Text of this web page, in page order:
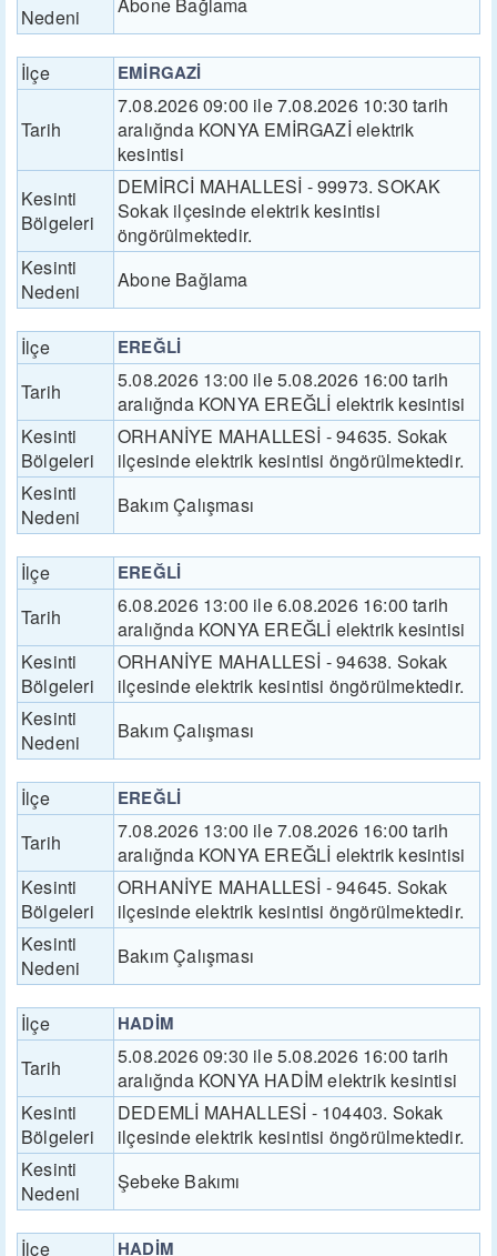
Nedeni
İlçe EMİRGAZİ
Tarih
7.08.2026 09:00 ile 7.08.2026 10:30 tarih
aralığnda KONYA EMİRGAZİ elektrik
kesintisi
Kesinti
Bölgeleri
DEMİRCİ MAHALLESİ - 99973. SOKAK
Sokak ilçesinde elektrik kesintisi
öngörülmektedir.
Kesinti
Nedeni
Abone Bağlama
İlçe EREĞLİ
Tarih
5.08.2026 13:00 ile 5.08.2026 16:00 tarih
aralığnda KONYA EREĞLİ elektrik kesintisi
Kesinti
Bölgeleri
ORHANİYE MAHALLESİ - 94635. Sokak
ilçesinde elektrik kesintisi öngörülmektedir.
Kesinti
Nedeni
Bakım Çalışması
İlçe EREĞLİ
Tarih
6.08.2026 13:00 ile 6.08.2026 16:00 tarih
aralığnda KONYA EREĞLİ elektrik kesintisi
Kesinti
Bölgeleri
ORHANİYE MAHALLESİ - 94638. Sokak
ilçesinde elektrik kesintisi öngörülmektedir.
Kesinti
Nedeni
Bakım Çalışması
İlçe EREĞLİ
Tarih
7.08.2026 13:00 ile 7.08.2026 16:00 tarih
aralığnda KONYA EREĞLİ elektrik kesintisi
Kesinti
Bölgeleri
ORHANİYE MAHALLESİ - 94645. Sokak
ilçesinde elektrik kesintisi öngörülmektedir.
Kesinti
Nedeni
Bakım Çalışması
İlçe HADİM
Tarih
5.08.2026 09:30 ile 5.08.2026 16:00 tarih
aralığnda KONYA HADİM elektrik kesintisi
Kesinti
Bölgeleri
DEDEMLİ MAHALLESİ - 104403. Sokak
ilçesinde elektrik kesintisi öngörülmektedir.
Kesinti
Nedeni
Şebeke Bakımı
İlçe HADİM